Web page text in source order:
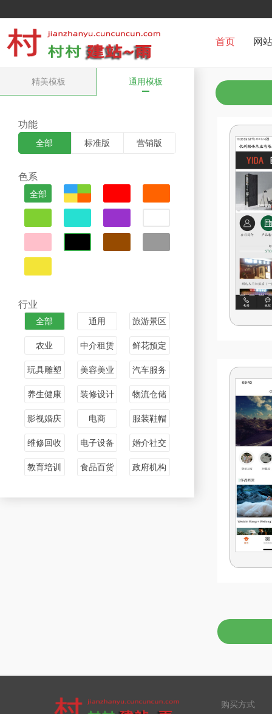
首页 网
精美模板 通用模板
功能
全部 标准版 营销版
色系
全部
行业
全部 通用 旅游景区
农业 中介租赁 鲜花预定
玩具雕塑 美容美业 汽车服务
养生健康 装修设计 物流仓储
影视婚庆 电商 服装鞋帽
维修回收 电子设备 婚介社交
教育培训 食品百货 政府机构
购买方式